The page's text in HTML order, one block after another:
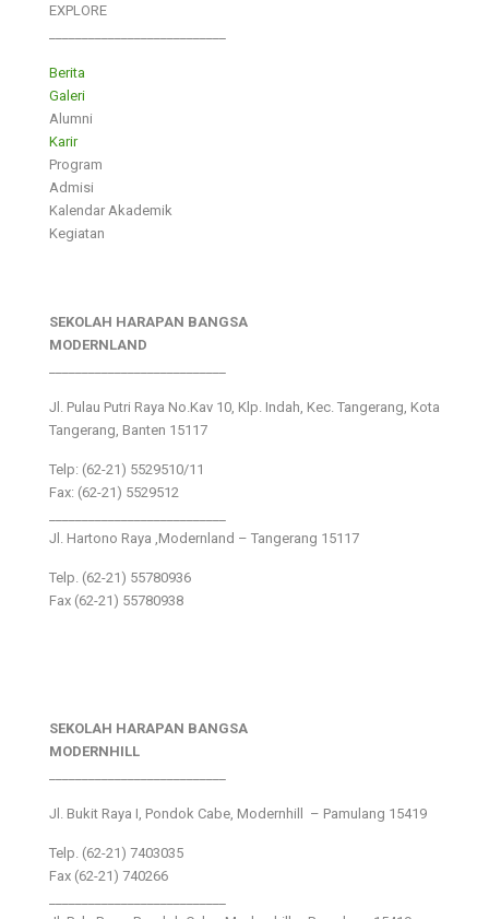
EXPLORE
Berita
Galeri
Alumni
Karir
Program
Admisi
Kalendar Akademik
Kegiatan
SEKOLAH HARAPAN BANGSA
MODERNLAND
Jl. Pulau Putri Raya No.Kav 10, Klp. Indah, Kec. Tangerang, Kota
Tangerang, Banten 15117
Telp: (62-21) 5529510/11
Fax: (62-21) 5529512
Jl. Hartono Raya ,Modernland – Tangerang 15117
Telp. (62-21) 55780936
Fax (62-21) 55780938
SEKOLAH HARAPAN BANGSA
MODERNHILL
Jl. Bukit Raya I, Pondok Cabe, Modernhill – Pamulang 15419
Telp. (62-21) 7403035
Fax (62-21) 740266